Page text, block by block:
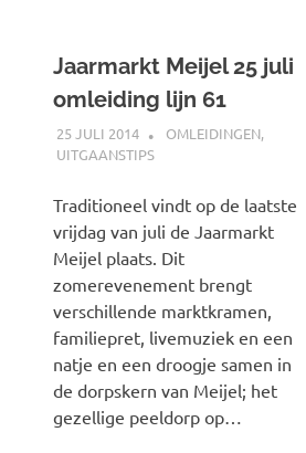
Jaarmarkt Meijel 25 juli
omleiding lijn 61
25 JULI 2014 JOHAN
OMLEIDINGEN,
UITGAANSTIPS
Traditioneel vindt op de laatste
vrijdag van juli de Jaarmarkt
Meijel plaats. Dit
zomerevenement brengt
verschillende marktkramen,
familiepret, livemuziek en een
natje en een droogje samen in
de dorpskern van Meijel; het
gezellige peeldorp op…